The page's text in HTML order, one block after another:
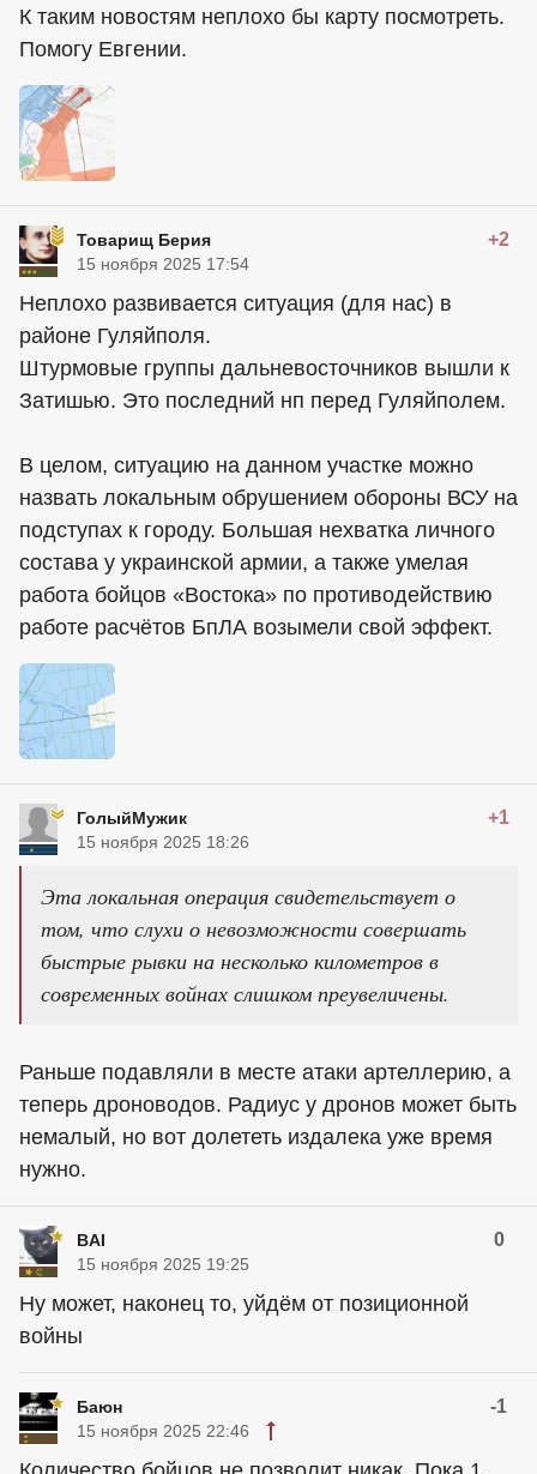
К таким новостям неплохо бы карту посмотреть.
Помогу Евгении.
Товарищ Берия +2
15 ноября 2025 17:54
Неплохо развивается ситуация (для нас) в
районе Гуляйполя.
Штурмовые группы дальневосточников вышли к
Затишью. Это последний нп перед Гуляйполем.
В целом, ситуацию на данном участке можно
назвать локальным обрушением обороны ВСУ на
подступах к городу. Большая нехватка личного
состава у украинской армии, а также умелая
работа бойцов «Востока» по противодействию
работе расчётов БпЛА возымели свой эффект.
ГолыйМужик +1
15 ноября 2025 18:26
Эта локальная операция свидетельствует о
том, что слухи о невозможности совершать
быстрые рывки на несколько километров в
современных войнах слишком преувеличены.
Раньше подавляли в месте атаки артеллерию, а
теперь дроноводов. Радиус у дронов может быть
немалый, но вот долететь издалека уже время
нужно.
BAI 0
15 ноября 2025 19:25
Ну может, наконец то, уйдём от позиционной
войны
Баюн -1
15 ноября 2025 22:46